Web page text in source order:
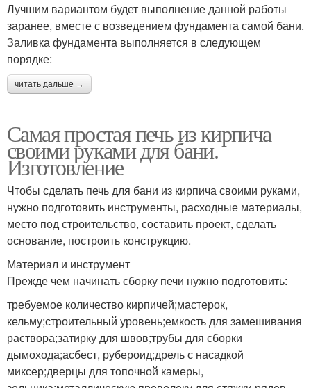
Лучшим вариантом будет выполнение данной работы
заранее, вместе с возведением фундамента самой бани.
Заливка фундамента выполняется в следующем
порядке:
читать дальше →
Самая простая печь из кирпича
своими руками для бани.
Изготовление
Чтобы сделать печь для бани из кирпича своими руками,
нужно подготовить инструменты, расходные материалы,
место под строительство, составить проект, сделать
основание, построить конструкцию.
Материал и инструмент
Прежде чем начинать сборку печи нужно подготовить:
требуемое количество кирпичей;мастерок,
кельму;строительный уровень;емкость для замешивания
раствора;затирку для швов;трубы для сборки
дымохода;асбест, рубероид;дрель с насадкой
миксер;дверцы для топочной камеры,